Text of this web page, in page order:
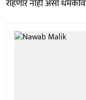
राहणार नाही असा